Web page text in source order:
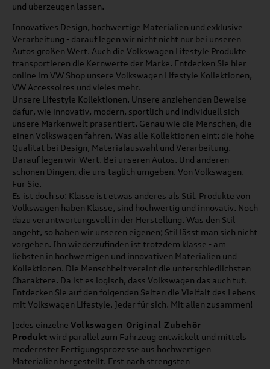
und überzeugen lassen.
Innovatives Design, hochwertige Materialien und exklusive
Verarbeitung - darauf legen wir nicht nicht nur bei unseren
Autos großen Wert. Auch die Volkswagen Lifestyle Produkte
transportieren die Kernwerte der Marke. Entdecken Sie hier
online im VW Shop unsere Volkswagen Lifestyle Kollektionen,
VW Accessoires und vieles mehr.
Unsere Lifestyle Kollektionen. Unsere anziehenden Beweise
dafür, wie innovativ, modern, sportlich und individuell sich
unsere Markenwelt präsentiert. Genau wie die Menschen, die
einen Volkswagen fahren. Was alle Kollektionen eint: die hohe
Qualität bei Design, Materialauswahl und Verarbeitung.
Darauf legen wir Wert. Bei unseren Autos. Und anderen
schönen Dingen, die uns täglich umgeben. Von Volkswagen.
Für Sie.
Es ist doch so: Klasse ist etwas anderes als Stil. Produkte von
Volkswagen haben Klasse, sind hochwertig und innovativ. Noch
dazu verantwortungsvoll in der Herstellung. Was den Stil
angeht, so haben wir unseren eigenen; Stil lässt man sich nicht
vorgeben. Ihn wiederzufinden ist trotzdem klasse - am
liebsten in hochwertigen und innovativen Materialien und
Kollektionen. Die Menschheit vereint die unterschiedlichsten
Charaktere. Da ist es logisch, dass Volkswagen das auch tut.
Entdecken Sie auf den folgenden Seiten die Vielfalt des Lebens
mit Volkswagen Lifestyle. Jeder für sich. Mit allen zusammen!
Jedes einzelne Volkswagen Original Zubehör
Produkt wird parallel zum Fahrzeug entwickelt und mittels
modernster Fertigungsprozesse aus hochwertigen
Materialien hergestellt. Erst nach strengsten